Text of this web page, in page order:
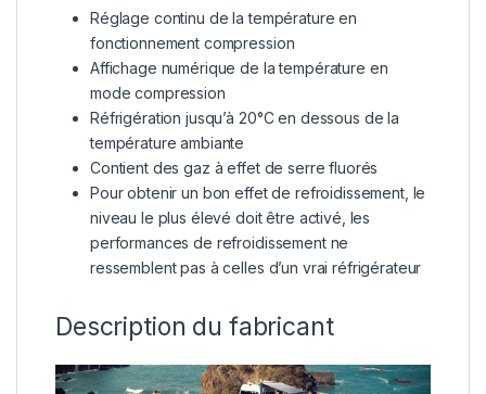
Réglage continu de la température en
fonctionnement compression
Affichage numérique de la température en
mode compression
Réfrigération jusqu’à 20°C en dessous de la
température ambiante
Contient des gaz à effet de serre fluorés
Pour obtenir un bon effet de refroidissement, le
niveau le plus élevé doit être activé, les
performances de refroidissement ne
ressemblent pas à celles d’un vrai réfrigérateur
Description du fabricant